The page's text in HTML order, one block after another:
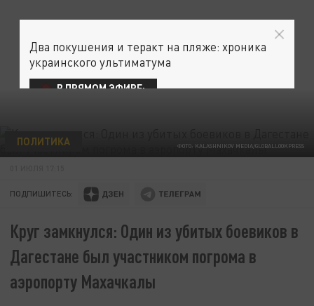
ФОТО: KALASHNIKOV MEDIA/GLOBALLOOKPRESS
ПОЛИТИКА
ПОДПИШИТЕСЬ:
Круг замкнулся: Один из убитых боевиков в
Дагестане был участником погрома в
аэропорту Махачкалы
Два покушения и теракт на пляже: хроника
украинского ультиматума
В ПРЯМОМ ЭФИРЕ: